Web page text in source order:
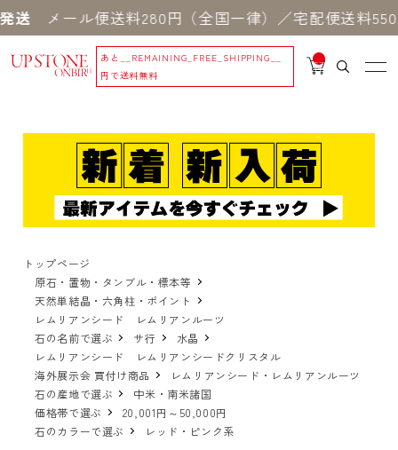
ル便送料280円（全国一律）／宅配便送料550円 ※
あと
__REMAINING_FREE_SHIPPING__
円で送料無料
__
IT
_
トップページ
原石・置物・タンブル・標本等
天然単結晶・六角柱・ポイント
レムリアンシード レムリアンルーツ
石の名前で選ぶ
サ行
水晶
レムリアンシード レムリアンシードクリスタル
海外展示会 買付け商品
レムリアンシード・レムリアンルーツ
石の産地で選ぶ
中米・南米諸国
価格帯で選ぶ
20,001円～50,000円
石のカラーで選ぶ
レッド・ピンク系